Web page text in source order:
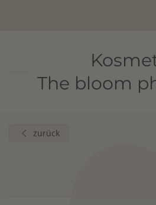
The bloom
zurück